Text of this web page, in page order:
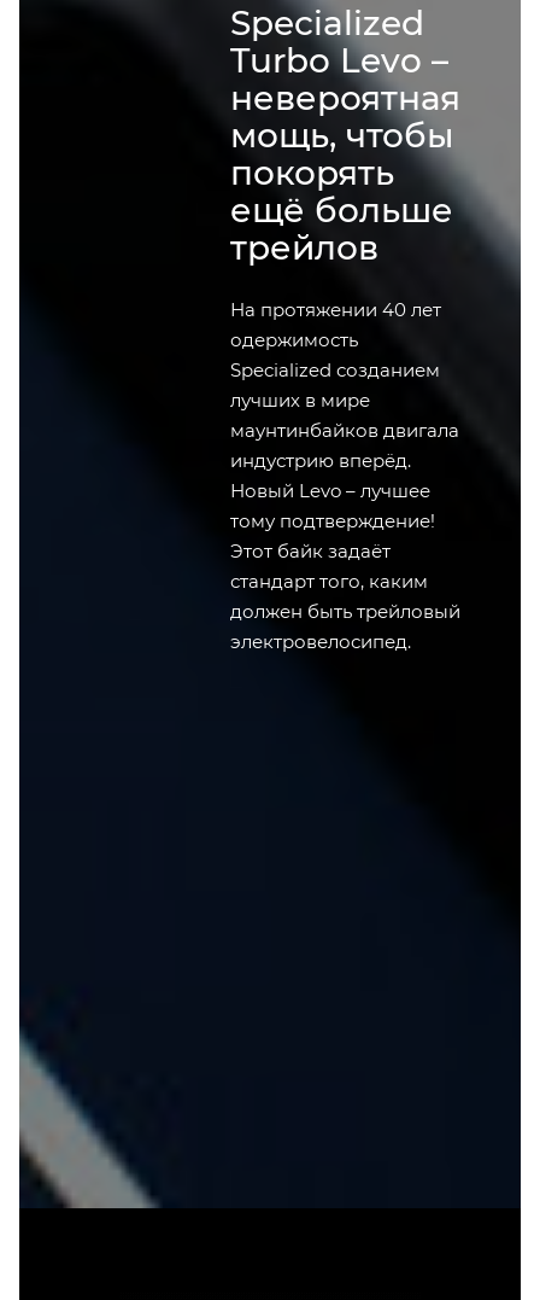
Specialized
Turbo Levo –
невероятная
мощь, чтобы
покорять
ещё больше
трейлов
На протяжении 40 лет
одержимость
Specialized созданием
лучших в мире
маунтинбайков двигала
индустрию вперёд.
Новый Levo – лучшее
тому подтверждение!
Этот байк задаёт
стандарт того, каким
должен быть трейловый
электровелосипед.